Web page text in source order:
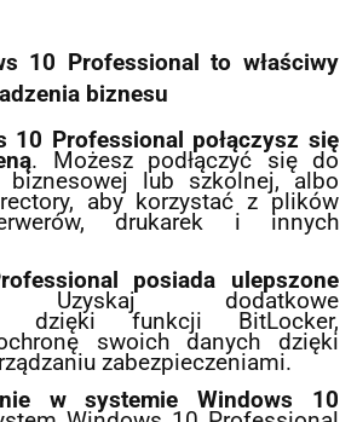
10 Professional to właściwy
biznesu
10 Professional połączysz się
. Możesz podłączyć się do
biznesowej lub szkolnej, albo
aby korzystać z plików
drukarek i innych
posiada ulepszone
dodatkowe
dzięki funkcji BitLocker,
swoich danych dzięki
zabezpieczeniami.
w systemie Windows 10